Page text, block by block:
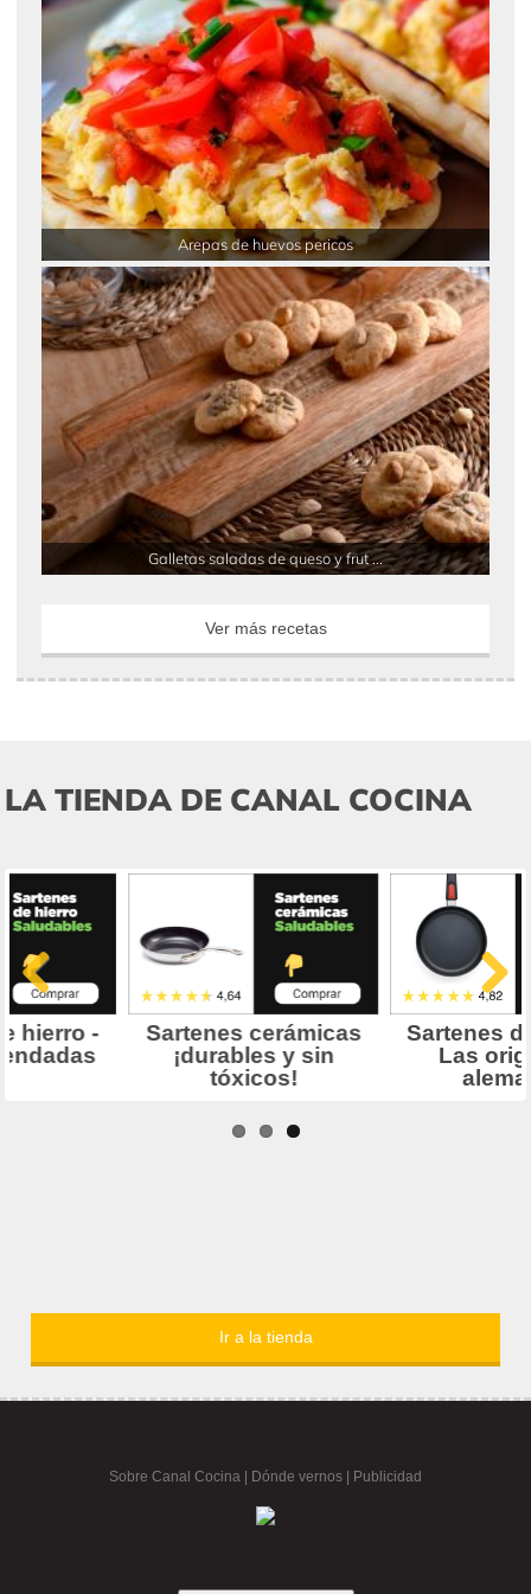
Arepas de huevos pericos
Galletas saladas de queso y frut ...
Ver más recetas
LA TIENDA DE CANAL COCINA
Ir a la tienda
Sobre Canal Cocina Dónde vernos | Publicidad